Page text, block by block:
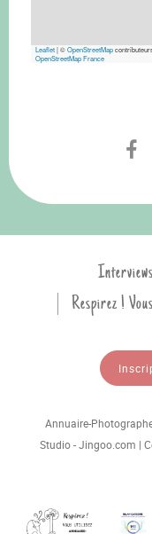
Leaflet|©OpenStreetMap
OpenStreetMap France
Respirez !
Annuaire-
Studio - Jingoo.com |